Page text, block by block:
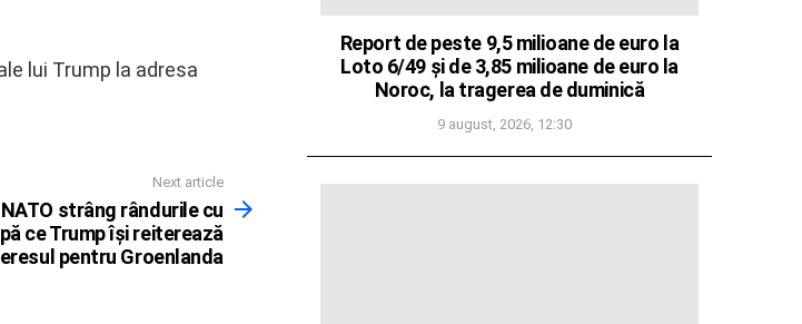
lui Trump la adresa
Next article
strâng rândurile cu
ce Trump își reiterează
pentru Groenlanda
Report de peste 9,5 milioane de euro la
Loto 6/49 și de 3,85 milioane de euro la
Noroc, la tragerea de duminică
9 august, 2026, 12:30